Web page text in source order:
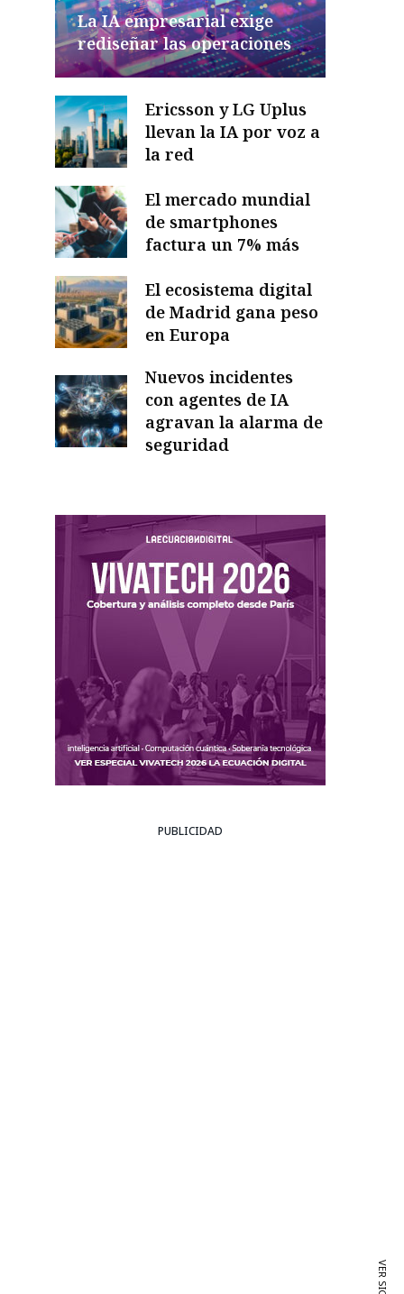
La IA empresarial exige
rediseñar las operaciones
Ericsson y LG Uplus
llevan la IA por voz a
la red
El mercado mundial
de smartphones
factura un 7% más
El ecosistema digital
de Madrid gana peso
en Europa
Nuevos incidentes
con agentes de IA
agravan la alarma de
seguridad
PUBLICIDAD